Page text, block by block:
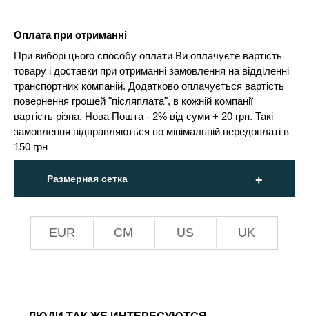
Оплата при отриманні
При виборі цього способу оплати Ви оплачуєте вартість
товару і доставки при отриманні замовлення на відділенні
транспортних компаній. Додатково оплачується вартість
повернення грошей "післяплата", в кожній компанії
вартість різна. Нова Пошта - 2% від суми + 20 грн. Такі
замовлення відправляються по мінімальній передоплаті в
150 грн
Размерная сетка
EUR СМ US UK